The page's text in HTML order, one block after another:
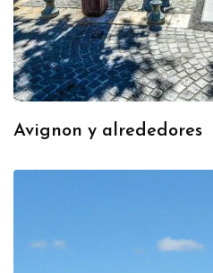
Avignon y alrededores